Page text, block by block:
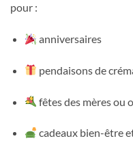
pour :
anniversaires
pendaisons de
fêtes des mères ou
cadeaux bien-être